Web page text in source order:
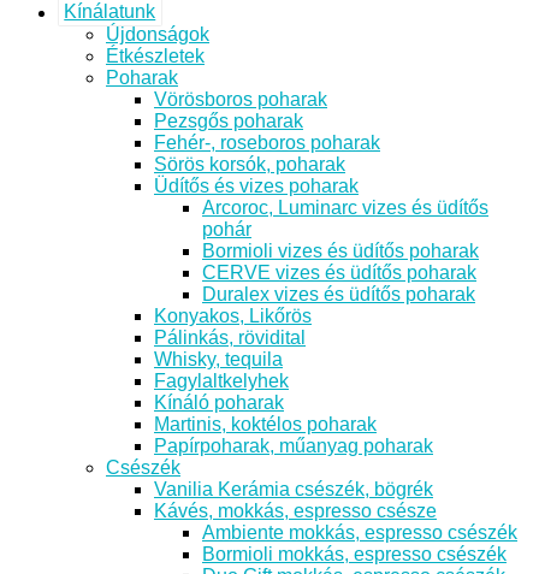
Kínálatunk
Újdonságok
Étkészletek
Poharak
Vörösboros poharak
Pezsgős poharak
Fehér-, roseboros poharak
Sörös korsók, poharak
Üdítős és vizes poharak
Arcoroc, Luminarc vizes és üdítős
pohár
Bormioli vizes és üdítős poharak
CERVE vizes és üdítős poharak
Duralex vizes és üdítős poharak
Konyakos, Likőrös
Pálinkás, rövidital
Whisky, tequila
Fagylaltkelyhek
Kínáló poharak
Martinis, koktélos poharak
Papírpoharak, műanyag poharak
Csészék
Vanilia Kerámia csészék, bögrék
Kávés, mokkás, espresso csésze
Ambiente mokkás, espresso csészék
Bormioli mokkás, espresso csészék